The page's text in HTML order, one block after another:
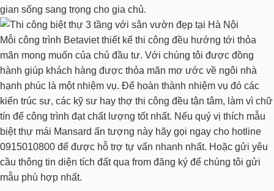
gian sống sang trọng cho gia chủ.
Mỗi công trình Betaviet thiết kế thi công đều hướng tới thỏa
mãn mong muốn của chủ đầu tư. Với chúng tôi được đồng
hành giúp khách hàng được thỏa mãn mơ ước về ngôi nhà
hạnh phúc là một nhiệm vụ. Để hoàn thành nhiệm vụ đó các
kiến trúc sư, các kỹ sư hay thợ thi công đều tận tâm, làm vì chữ
tín để công trình đạt chất lượng tốt nhất. Nếu quý vị thích mẫu
biệt thự mái Mansard ấn tượng này hãy gọi ngay cho hotline
0915010800 để được hỗ trợ tự vấn nhanh nhất. Hoặc gửi yêu
cầu thông tin diện tích đất qua from đăng ký để chúng tôi gửi
mẫu phù hợp nhất.